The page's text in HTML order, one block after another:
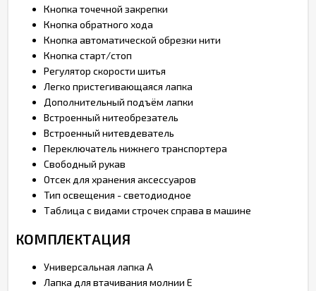
Кнопка точечной закрепки
Кнопка обратного хода
Кнопка автоматической обрезки нити
Кнопка старт/стоп
Регулятор скорости шитья
Легко пристегивающаяся лапка
Дополнительный подъём лапки
Встроенный нитеобрезатель
Встроенный нитевдеватель
Переключатель нижнего транспортера
Свободный рукав
Отсек для хранения аксессуаров
Тип освещения - светодиодное
Таблица с видами строчек справа в машине
КОМПЛЕКТАЦИЯ
Универсальная лапка A
Лапка для втачивания молнии Е